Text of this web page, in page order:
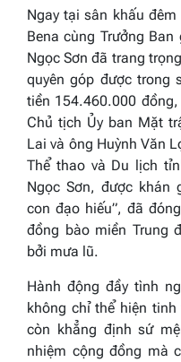
Ngay tại sân khấu
Bena cùng Trưởng
Ngọc Sơn đã trang
quyên góp được trong
tiền 154.460.000
Chủ tịch Ủy ban Mặt
Lai và ông Huỳnh Văn
Thể thao và Du lịch
Ngọc Sơn, được khán
con đạo hiếu”, đã
đồng bào miền Trung
bởi mưa lũ.
Hành động đầy tình
không chỉ thể hiện
còn khẳng định sứ
nhiệm cộng đồng mà